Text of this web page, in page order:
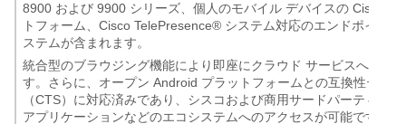
8900 および 9900 シリーズ、個人のモバイル デバイスの Cisco
トフォーム、Cisco TelePresence® システム対応のエンドポイン
ステムが含まれます。
統合型のブラウジング機能により即座にクラウド サービスへアク
す。さらに、オープン Android プラットフォームとの互換性テス
（CTS）に対応済みであり、シスコおよび商用サードパーティの
アプリケーションなどのエコシステムへのアクセスが可能です。